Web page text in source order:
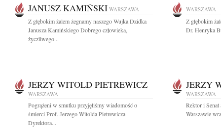
JANUSZ KAMIŃSKI WARSZAWA
Z głębokim żalem żegnamy naszego Wujka Dzidka
Janusza Kamińskiego Dobrego człowieka,
życzliwego...
WARSZAWA
Z głębokim
Dr. Henryka
JERZY WITOLD PIETREWICZ
WARSZAWA
Pogrążeni w smutku przyjęliśmy wiadomość o
śmierci Prof. Jerzego Witolda Pietrewicza
Dyrektora...
JERZY
WARSZAWA
Rektor i
Warszawie